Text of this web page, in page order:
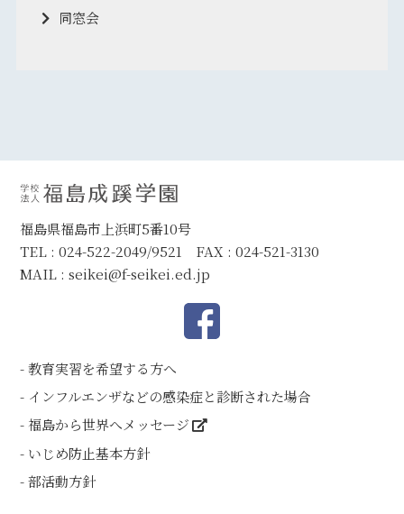
同窓会
福島県福島市上浜町5番10号
TEL : 024-522-2049/9521 FAX : 024-521-3130
MAIL :seikei@f-seikei.ed.jp
教育実習を希望する方へ
インフルエンザなどの感染症と診断された場合
福島から世界へメッセージ
いじめ防止基本方針
部活動方針